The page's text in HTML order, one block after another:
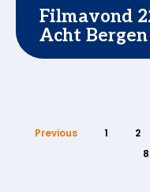
Filmavond
Acht Bergen
Previous 1 2
8